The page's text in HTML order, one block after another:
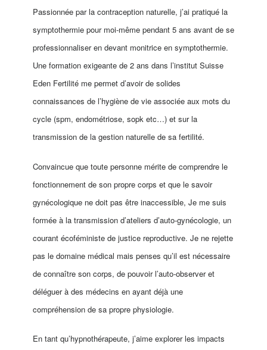
Passionnée par la contraception naturelle, j’ai pratiqué la
symptothermie pour moi-même pendant 5 ans avant de se
professionnaliser en devant monitrice en symptothermie.
Une formation exigeante de 2 ans dans l’institut Suisse
Eden Fertilité me permet d’avoir de solides
connaissances de l’hygiène de vie associée aux mots du
cycle (spm, endométriose, sopk etc…) et sur la
transmission de la gestion naturelle de sa fertilité.
Convaincue que toute personne mérite de comprendre le
fonctionnement de son propre corps et que le savoir
gynécologique ne doit pas être inaccessible, Je me suis
formée à la transmission d’ateliers d’auto-gynécologie, un
courant écoféministe de justice reproductive. Je ne rejette
pas le domaine médical mais penses qu’il est nécessaire
de connaître son corps, de pouvoir l’auto-observer et
déléguer à des médecins en ayant déjà une
compréhension de sa propre physiologie.
En tant qu’hypnothérapeute, j’aime explorer les impacts